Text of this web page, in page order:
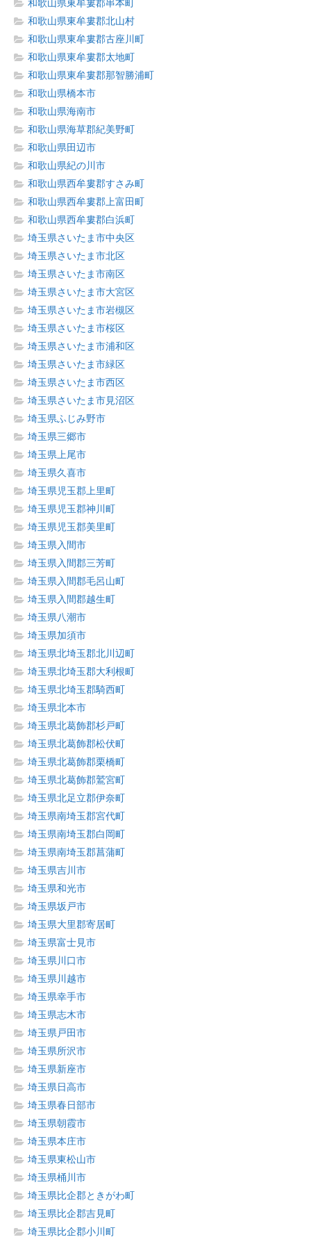
和歌山県東牟婁郡串本町
和歌山県東牟婁郡北山村
和歌山県東牟婁郡古座川町
和歌山県東牟婁郡太地町
和歌山県東牟婁郡那智勝浦町
和歌山県橋本市
和歌山県海南市
和歌山県海草郡紀美野町
和歌山県田辺市
和歌山県紀の川市
和歌山県西牟婁郡すさみ町
和歌山県西牟婁郡上富田町
和歌山県西牟婁郡白浜町
埼玉県さいたま市中央区
埼玉県さいたま市北区
埼玉県さいたま市南区
埼玉県さいたま市大宮区
埼玉県さいたま市岩槻区
埼玉県さいたま市桜区
埼玉県さいたま市浦和区
埼玉県さいたま市緑区
埼玉県さいたま市西区
埼玉県さいたま市見沼区
埼玉県ふじみ野市
埼玉県三郷市
埼玉県上尾市
埼玉県久喜市
埼玉県児玉郡上里町
埼玉県児玉郡神川町
埼玉県児玉郡美里町
埼玉県入間市
埼玉県入間郡三芳町
埼玉県入間郡毛呂山町
埼玉県入間郡越生町
埼玉県八潮市
埼玉県加須市
埼玉県北埼玉郡北川辺町
埼玉県北埼玉郡大利根町
埼玉県北埼玉郡騎西町
埼玉県北本市
埼玉県北葛飾郡杉戸町
埼玉県北葛飾郡松伏町
埼玉県北葛飾郡栗橋町
埼玉県北葛飾郡鷲宮町
埼玉県北足立郡伊奈町
埼玉県南埼玉郡宮代町
埼玉県南埼玉郡白岡町
埼玉県南埼玉郡菖蒲町
埼玉県吉川市
埼玉県和光市
埼玉県坂戸市
埼玉県大里郡寄居町
埼玉県富士見市
埼玉県川口市
埼玉県川越市
埼玉県幸手市
埼玉県志木市
埼玉県戸田市
埼玉県所沢市
埼玉県新座市
埼玉県日高市
埼玉県春日部市
埼玉県朝霞市
埼玉県本庄市
埼玉県東松山市
埼玉県桶川市
埼玉県比企郡ときがわ町
埼玉県比企郡吉見町
埼玉県比企郡小川町